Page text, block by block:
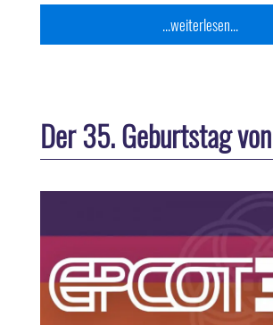
...weiterlesen...
Der 35. Geburtstag